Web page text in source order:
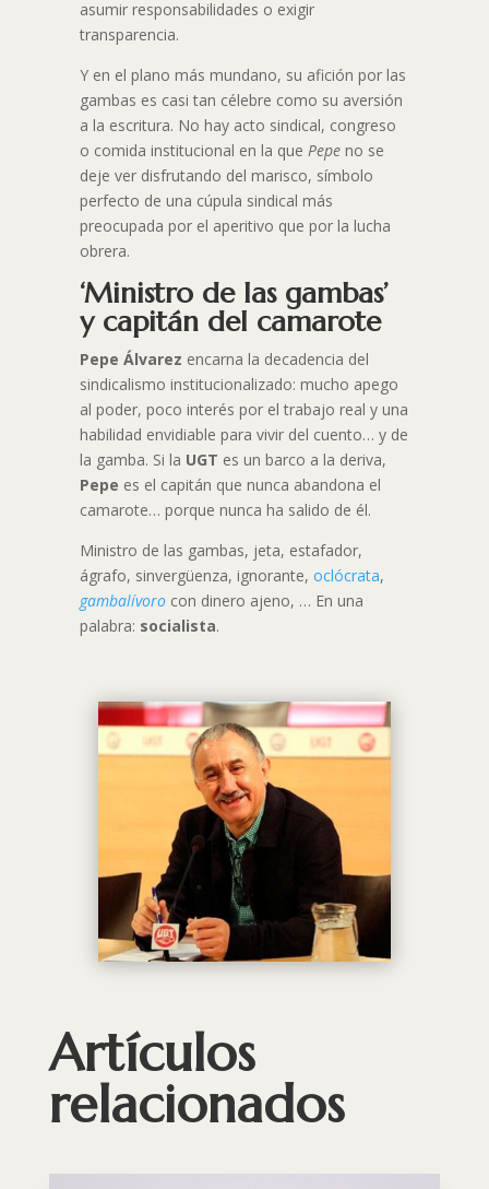
asumir responsabilidades o exigir
transparencia.
Y en el plano más mundano, su afición por las
gambas es casi tan célebre como su aversión
a la escritura. No hay acto sindical, congreso
o comida institucional en la que Pepeno se
deje ver disfrutando del marisco, símbolo
perfecto de una cúpula sindical más
preocupada por el aperitivo que por la lucha
obrera.
‘Ministro de las gambas’
y capitán del camarote
Pepe Álvarez encarna la decadencia del
sindicalismo institucionalizado: mucho apego
al poder, poco interés por el trabajo real y una
habilidad envidiable para vivir del cuento… y de
la gamba. Si la UGT es un barco a la deriva,
Pepe es el capitán que nunca abandona el
camarote… porque nunca ha salido de él.
Ministro de las gambas, jeta, estafador,
ágrafo, sinvergüenza, ignorante, oclócrata,
gambalívorocon dinero ajeno, … En una
palabra: socialista.
Artículos
relacionados